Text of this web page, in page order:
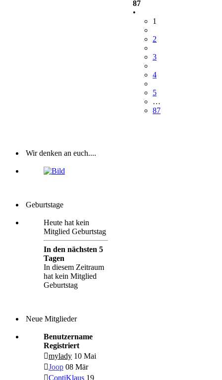
87
•
1
2
3
4
5
…
87
Wir denken an euch....
Geburtstage
Heute hat kein
Mitglied Geburtstag
In den nächsten 5
Tagen
In diesem Zeitraum
hat kein Mitglied
Geburtstag
Neue Mitglieder
Benutzername
Registriert
mylady 10 Mai
Joop 08 Mär
ContiKlaus 19